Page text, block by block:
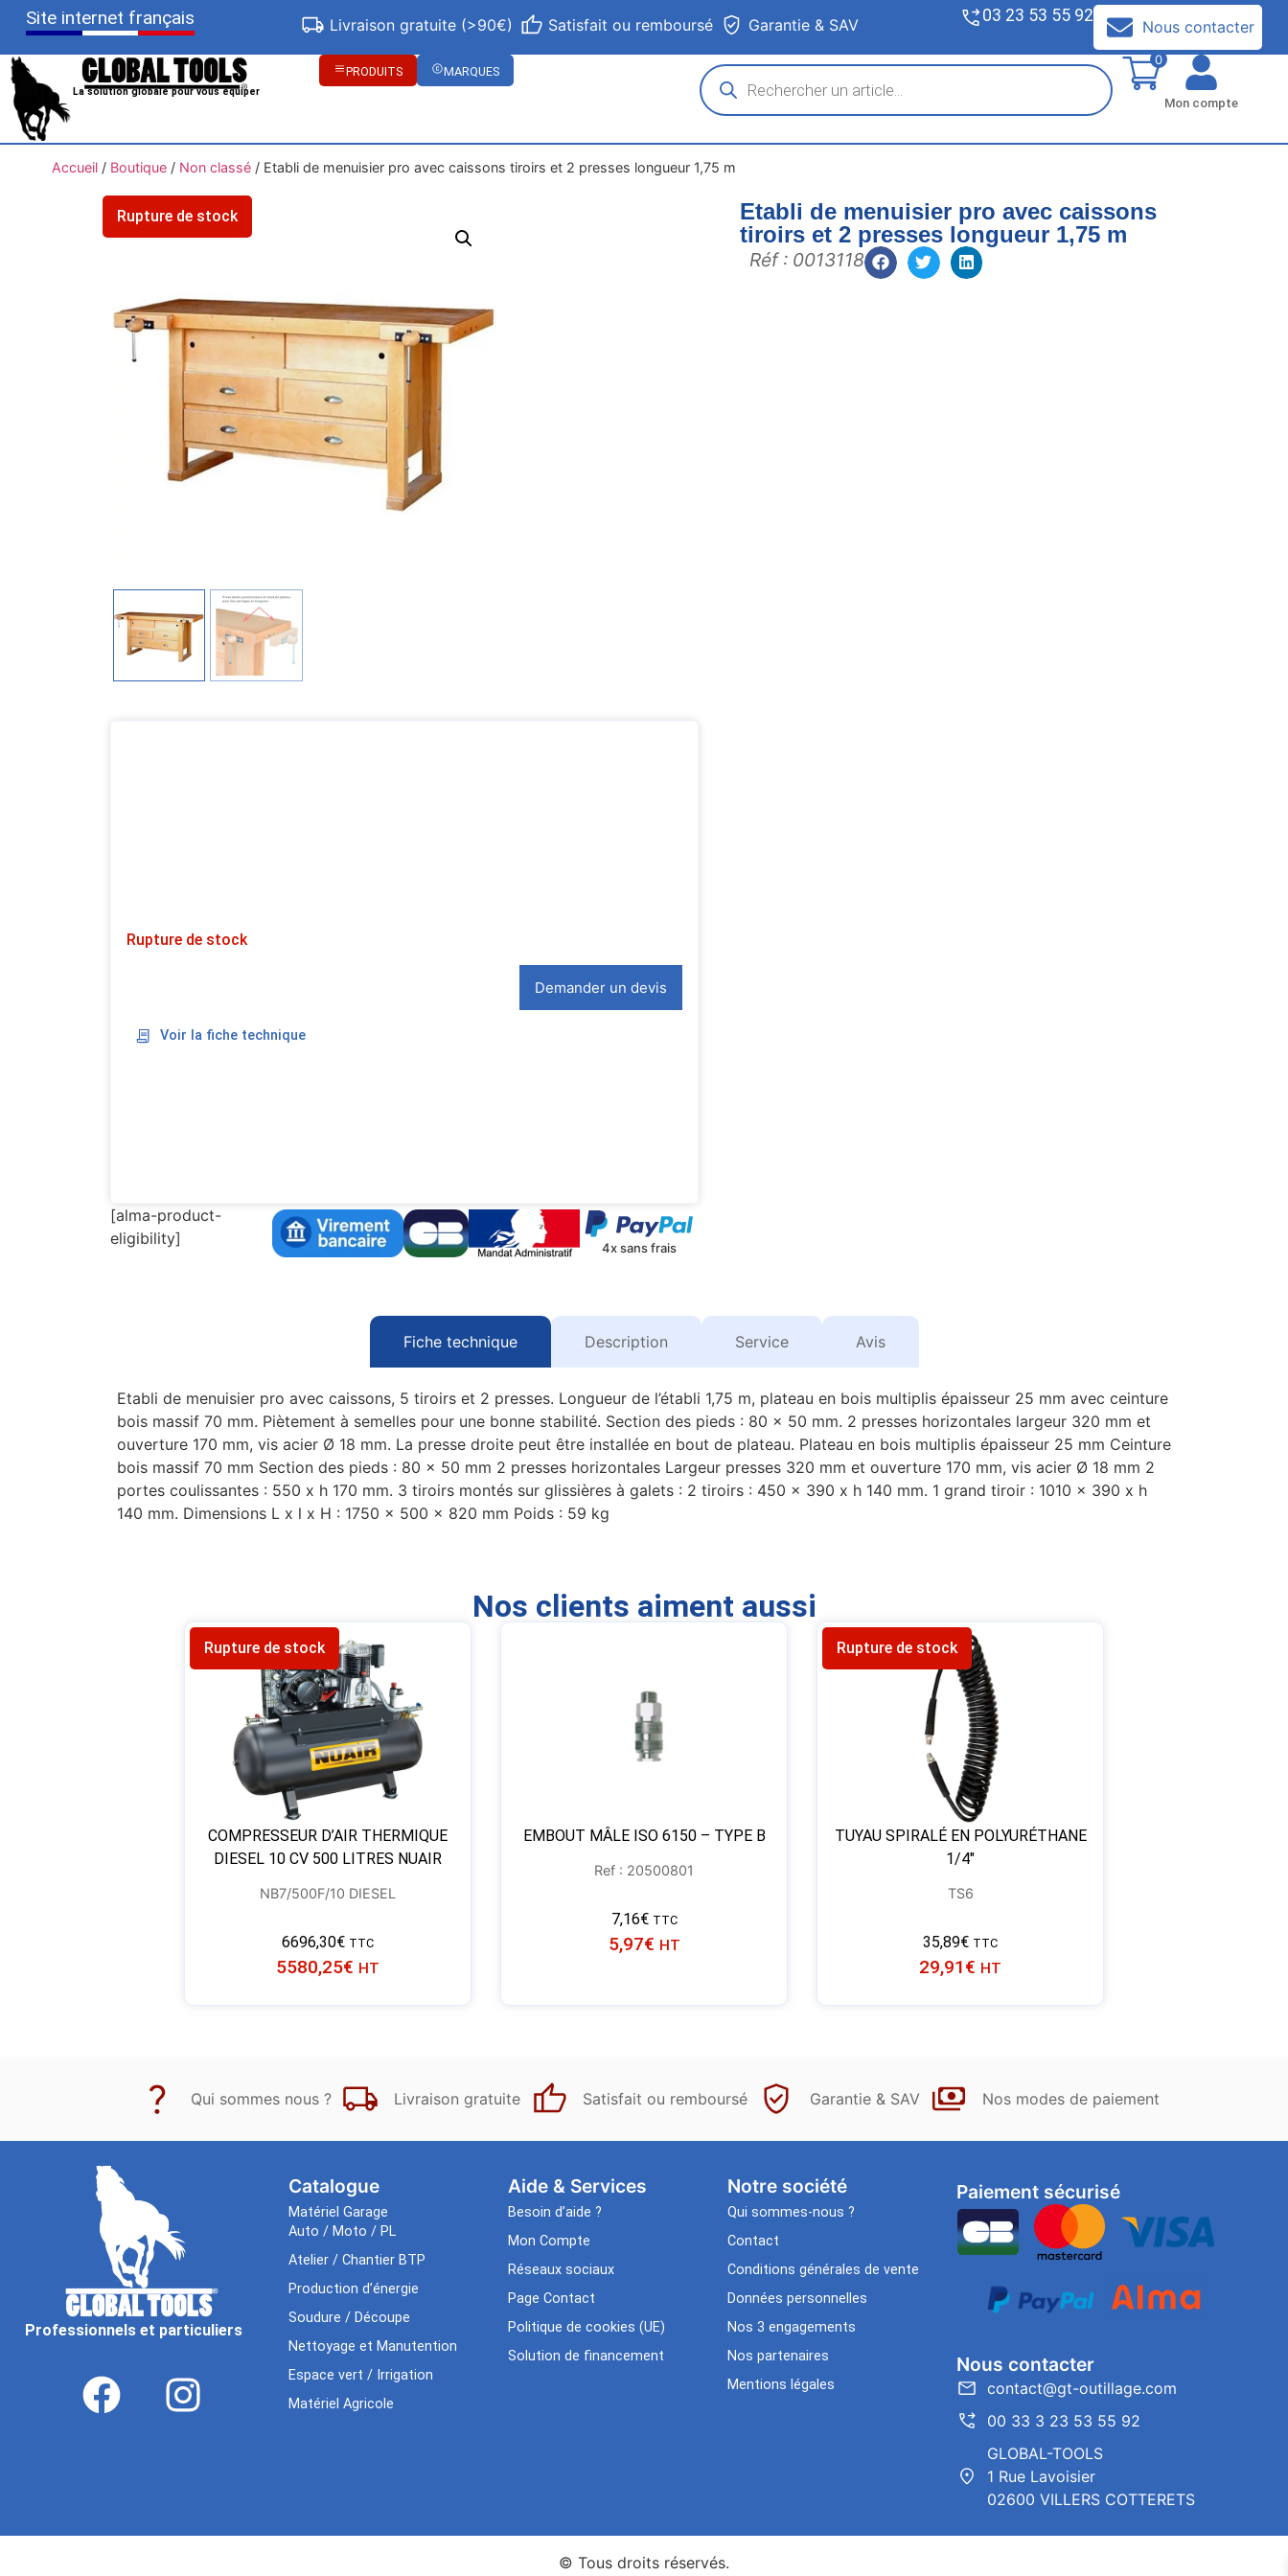
Site internet français Livraison gratuite (>90€) Satisfait ou remboursé Garantie & SAV 03 23 53 55 92
Nous contacter
La solution globale pour vous équiper
PRODUITS MARQUES
0
Mon compte
Accueil/ Boutique/ Non classé/ Etabli de menuisier pro avec caissons tiroirs et 2 presses longueur 1,75 m
Rupture de stock
Etabli de menuisier pro avec caissons
tiroirs et 2 presses longueur 1,75 m
Réf : 0013118
Rupture de stock
Demander un devis
Voir la fiche technique
[alma-product-
eligibility]
4x sans frais
Fiche technique Description Service Avis
Etabli de menuisier pro avec caissons, 5 tiroirs et 2 presses. Longueur de l’établi 1,75 m, plateau en bois multiplis épaisseur 25 mm avec ceinture
bois massif 70 mm. Piètement à semelles pour une bonne stabilité. Section des pieds : 80 x 50 mm. 2 presses horizontales largeur 320 mm et
ouverture 170 mm, vis acier Ø 18 mm. La presse droite peut être installée en bout de plateau. Plateau en bois multiplis épaisseur 25 mm Ceinture
bois massif 70 mm Section des pieds : 80 x 50 mm 2 presses horizontales Largeur presses 320 mm et ouverture 170 mm, vis acier Ø 18 mm 2
portes coulissantes : 550 x h 170 mm. 3 tiroirs montés sur glissières à galets : 2 tiroirs : 450 x 390 x h 140 mm. 1 grand tiroir : 1010 x 390 x h
140 mm. Dimensions L x l x H : 1750 x 500 x 820 mm Poids : 59 kg
Nos clients aiment aussi
Rupture de stock
COMPRESSEUR D’AIR THERMIQUE
DIESEL 10 CV 500 LITRES NUAIR
NB7/500F/10 DIESEL
6696,30€ TTC
5580,25€ HT
EMBOUT MÂLE ISO 6150 – TYPE B
Ref : 20500801
7,16€ TTC
5,97€ HT
Rupture de stock
TUYAU SPIRALÉ EN POLYURÉTHANE
1/4″
TS6
35,89€ TTC
29,91€ HT
Qui sommes nous ? Livraison gratuite Satisfait ou remboursé Garantie & SAV Nos modes de paiement
Professionnels et particuliers
Catalogue
Matériel Garage
Auto / Moto / PL
Atelier / Chantier BTP
Production d’énergie
Soudure / Découpe
Nettoyage et Manutention
Espace vert / Irrigation
Matériel Agricole
Aide & Services​
Besoin d’aide ?
Mon Compte
Réseaux sociaux
Page Contact
Politique de cookies (UE)
Solution de financement
Notre société
Qui sommes-nous ?
Contact
Conditions générales de vente
Données personnelles
Nos 3 engagements
Nos partenaires
Mentions légales
Paiement sécurisé
Nous contacter
contact@gt-outillage.com
00 33 3 23 53 55 92
GLOBAL-TOOLS
1 Rue Lavoisier
02600 VILLERS COTTERETS
© Tous droits réservés.